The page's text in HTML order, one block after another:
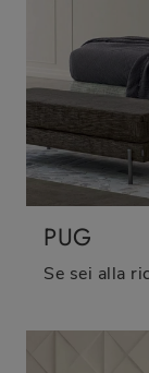
PUG